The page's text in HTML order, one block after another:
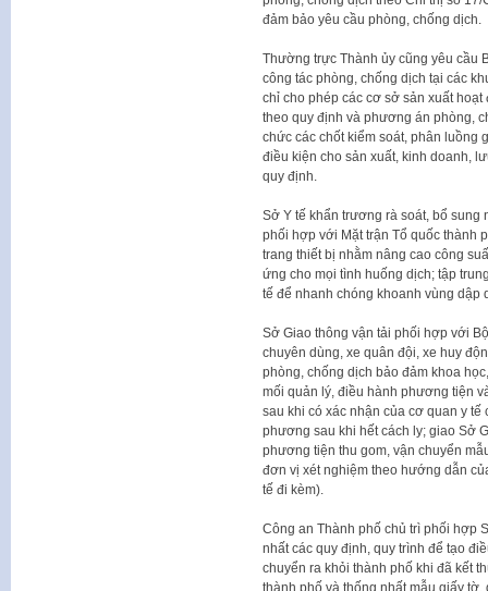
đảm bảo yêu cầu phòng, chống dịch.
Thường trực Thành ủy cũng yêu cầu
công tác phòng, chống dịch tại các
chỉ cho phép các cơ sở sản xuất
theo quy định và phương án phòng,
chức các chốt kiểm soát, phân luồng
điều kiện cho sản xuất, kinh doanh,
quy định.
Sở Y tế khẩn trương rà soát, bổ sung
phối hợp với Mặt trận Tổ quốc thành
trang thiết bị nhằm nâng cao công
ứng cho mọi tình huống dịch; tập
tế để nhanh chóng khoanh vùng dập
Sở Giao thông vận tải phối hợp với
chuyên dùng, xe quân đội, xe huy
phòng, chống dịch bảo đảm khoa
mối quản lý, điều hành phương tiện
sau khi có xác nhận của cơ quan y
phương sau khi hết cách ly; giao Sở
phương tiện thu gom, vận chuyển
đơn vị xét nghiệm theo hướng dẫn
tế đi kèm).
Công an Thành phố chủ trì phối hợp
nhất các quy định, quy trình để tạo
chuyển ra khỏi thành phố khi đã kết
thành phố và thống nhất mẫu giấy